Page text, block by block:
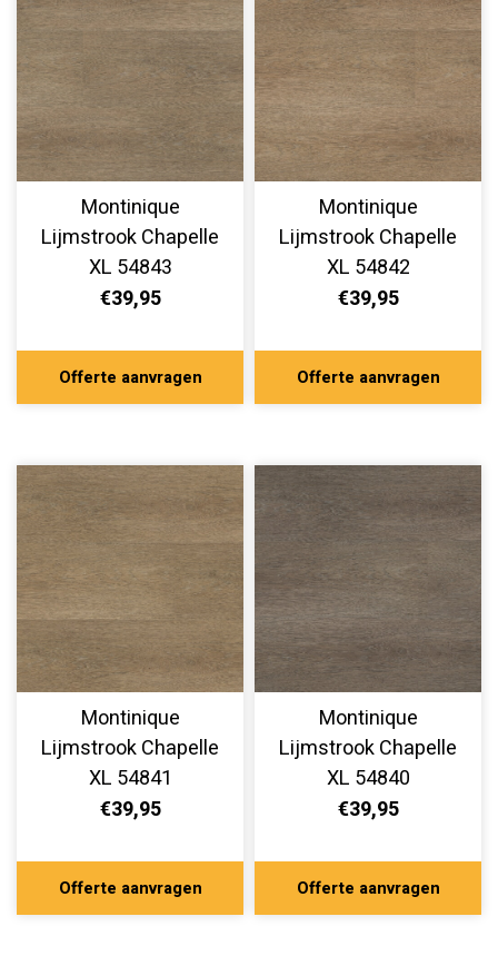
Montinique
Lijmstrook Chapelle
XL 54843
€39,95
Offerte aanvragen
Montinique
Lijmstrook Chapelle
XL 54842
€39,95
Offerte aanvragen
Montinique
Lijmstrook Chapelle
XL 54841
€39,95
Offerte aanvragen
Montinique
Lijmstrook Chapelle
XL 54840
€39,95
Offerte aanvragen